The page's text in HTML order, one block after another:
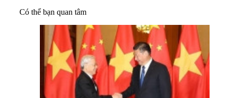
Có thể bạn quan tâm